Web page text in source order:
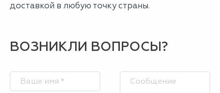
доставкой в любую точку страны.
ВОЗНИКЛИ ВОПРОСЫ?